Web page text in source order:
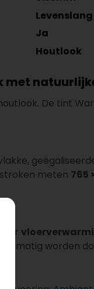
Levenslang
Ja
Houtlook
met
De tint
meten 765
worden